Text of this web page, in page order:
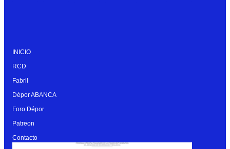
INICIO
RCD
Fabril
Dépor ABANCA
Foro Dépor
Patreon
Contacto